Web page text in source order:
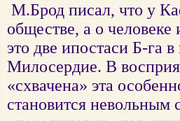
М.Брод писал, что у
обществе, а о
это две ипостаси Б-га
Милосердие. В
«схвачена» эта
становится невольным